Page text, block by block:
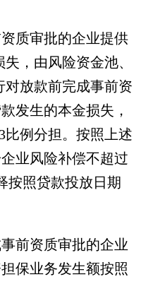
质审批的企业提供
，由风险资金池、
对放款前完成事前资
发生的本金损失，
比例分担。按照上述
业风险补偿不超过
按照贷款投放日期
前资质审批的企业
保业务发生额按照